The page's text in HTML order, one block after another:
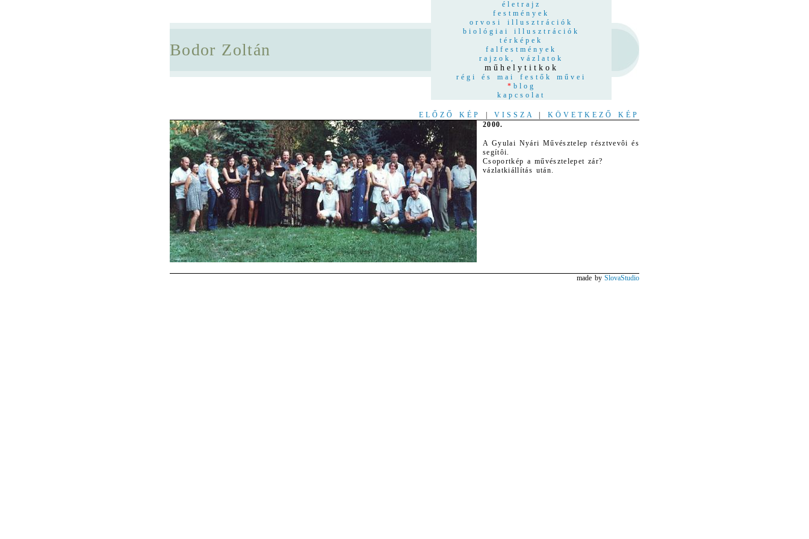
Bodor Zoltán
életrajz
festmények
orvosi illusztrációk
biológiai illusztrációk
térképek
falfestmények
rajzok, vázlatok
műhelytitkok
régi és mai festők művei
* blog
kapcsolat
ELŐZŐ KÉP VISSZA
KÖVETKEZŐ KÉP
2000.
A Gyulai Nyári Művésztelep résztvevôi és
segítôi.
Csoportkép a művésztelepet zár?
vázlatkiállítás után.
made by SlovaStudio